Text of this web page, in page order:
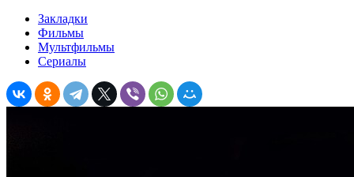
Закладки
Фильмы
Мультфильмы
Сериалы